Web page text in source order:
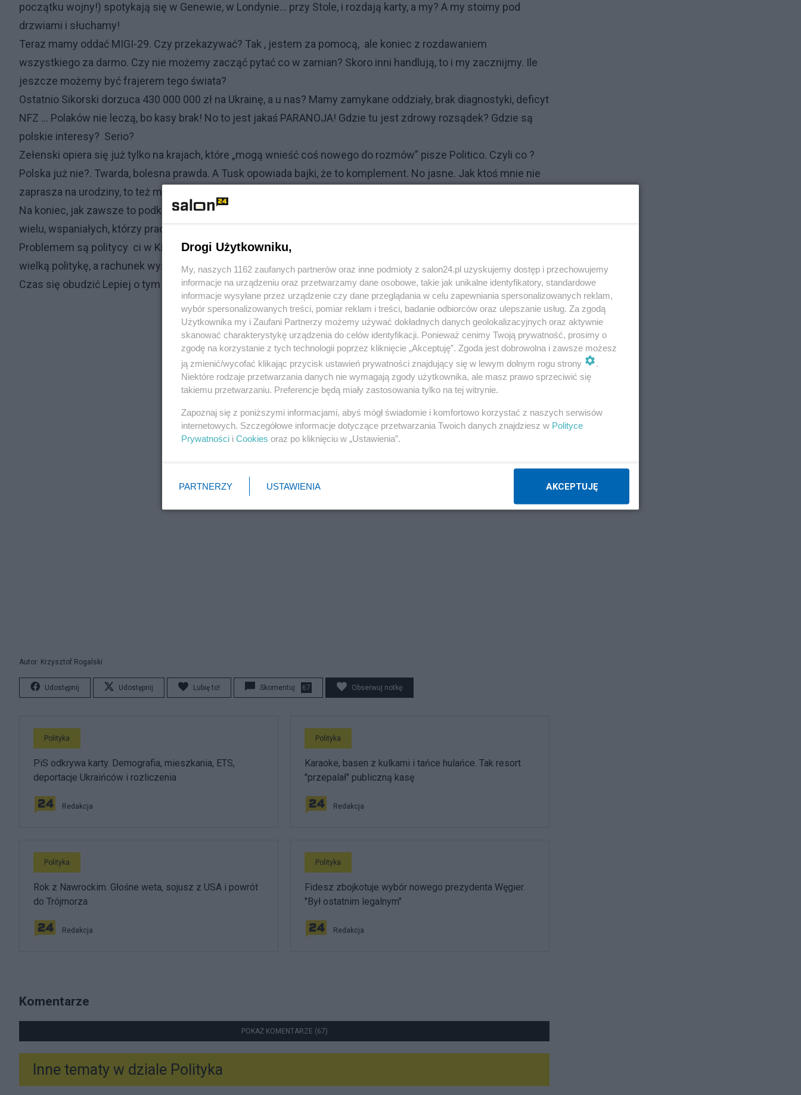
początku wojny!) spotykają się w Genewie, w Londynie... przy Stole, i rozdają karty, a my? A my stoimy pod
drzwiami i słuchamy!
Teraz mamy oddać MIGI-29. Czy przekazywać? Tak , jestem za pomocą, ale koniec z rozdawaniem
wszystkiego za darmo. Czy nie możemy zacząć pytać co w zamian? Skoro inni handlują, to i my zacznijmy. Ile
jeszcze możemy być frajerem tego świata?
Ostatnio Sikorski dorzuca 430 000 000 zł na Ukrainę, a u nas? Mamy zamykane oddziały, brak diagnostyki, deficyt
NFZ … Polaków nie leczą, bo kasy brak! No to jest jakaś PARANOJA! Gdzie tu jest zdrowy rozsądek? Gdzie są
polskie interesy? Serio?
Zełenski opiera się już tylko na krajach, które „mogą wnieść coś nowego do rozmów” pisze Politico. Czyli co ?
Polska już nie?. Twarda, bolesna prawda. A Tusk opowiada bajki, że to komplement. No jasne. Jak ktoś mnie nie
zaprasza na urodziny, to też mogę mówić, że to komplement, bo nie każdy zasługuje na moje towarzystwo.
Na koniec, jak zawsze to podkreślam: żal i frustracja nie jest skierowana do zwykłych Ukraińców! Jest ich u nas
wielu, wspaniałych, którzy pracują, uczą się, asymilują, chcą żyć normalnie. Do nich mam szacunek.
Problemem są politycy ci w Kijowie, Berlinie, Paryżu i niestety również ci w Warszawie. Bo oni bawią się w
wielką politykę, a rachunek wystawiają zwykłym ludziom.
Czas się obudzić Lepiej o tym mówić, niż być dalej naiwnym.
Autor: Krzysztof Rogalski
Udostępnij Udostępnij Lubię to! Skomentuj 67 Obserwuj notkę
Polityka
PiS odkrywa karty. Demografia, mieszkania, ETS,
deportacje Ukraińców i rozliczenia
Redakcja
Polityka
Karaoke, basen z kulkami i tańce hulańce. Tak resort
"przepalał" publiczną kasę
Redakcja
Polityka
Rok z Nawrockim. Głośne weta, sojusz z USA i powrót
do Trójmorza
Redakcja
Polityka
Fidesz zbojkotuje wybór nowego prezydenta Węgier.
"Był ostatnim legalnym"
Redakcja
Komentarze
POKAŻ KOMENTARZE (67)
Inne tematy w dziale Polityka
Drogi Użytkowniku,
My, naszych 1162 zaufanych partnerów oraz inne podmioty z salon24.pl uzyskujemy dostęp i przechowujemy
informacje na urządzeniu oraz przetwarzamy dane osobowe, takie jak unikalne identyfikatory, standardowe
informacje wysyłane przez urządzenie czy dane przeglądania w celu zapewniania spersonalizowanych reklam,
wybór spersonalizowanych treści, pomiar reklam i treści, badanie odbiorców oraz ulepszanie usług. Za zgodą
Użytkownika my i Zaufani Partnerzy możemy używać dokładnych danych geolokalizacyjnych oraz aktywnie
skanować charakterystykę urządzenia do celów identyfikacji. Ponieważ cenimy Twoją prywatność, prosimy o
zgodę na korzystanie z tych technologii poprzez kliknięcie „Akceptuję”. Zgoda jest dobrowolna i zawsze możesz
ją zmienić/wycofać klikając przycisk ustawień prywatności znajdujący się w lewym dolnym rogu strony
.
Niektóre rodzaje przetwarzania danych nie wymagają zgody użytkownika, ale masz prawo sprzeciwić się
takiemu przetwarzaniu. Preferencje będą miały zastosowania tylko na tej witrynie.
Zapoznaj się z poniższymi informacjami, abyś mógł świadomie i komfortowo korzystać z naszych serwisów
internetowych. Szczegółowe informacje dotyczące przetwarzania Twoich danych znajdziesz w Polityce
Prywatności i Cookies oraz po kliknięciu w „Ustawienia”.
PARTNERZY USTAWIENIA AKCEPTUJĘ